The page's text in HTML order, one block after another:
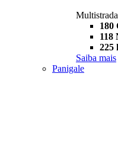
180
118
225
Saiba mais
Panigale